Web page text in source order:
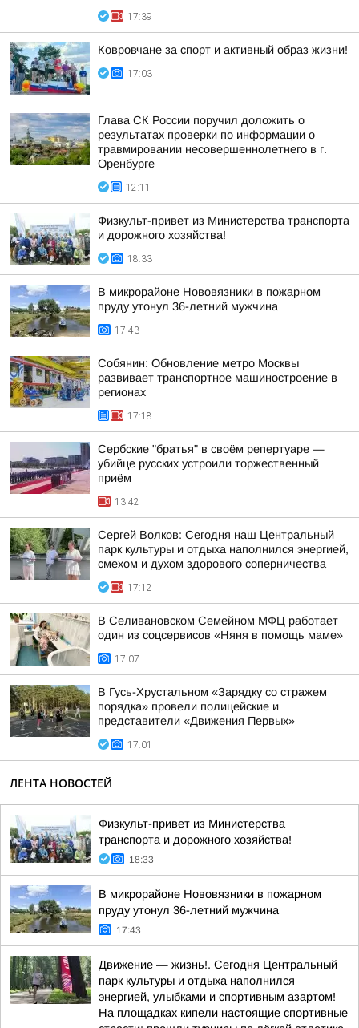
17:39
Ковровчане за спорт и активный образ жизни!
17:03
Глава СК России поручил доложить о
результатах проверки по информации о
травмировании несовершеннолетнего в г.
Оренбурге
12:11
Физкульт-привет из Министерства транспорта
и дорожного хозяйства!
18:33
В микрорайоне Нововязники в пожарном
пруду утонул 36-летний мужчина
17:43
Собянин: Обновление метро Москвы
развивает транспортное машиностроение в
регионах
17:18
Сербские "братья" в своём репертуаре —
убийце русских устроили торжественный
приём
13:42
Сергей Волков: Сегодня наш Центральный
парк культуры и отдыха наполнился энергией,
смехом и духом здорового соперничества
17:12
В Селивановском Семейном МФЦ работает
один из соцсервисов «Няня в помощь маме»
17:07
В Гусь-Хрустальном «Зарядку со стражем
порядка» провели полицейские и
представители «Движения Первых»
17:01
ЛЕНТА НОВОСТЕЙ
Физкульт-привет из Министерства
транспорта и дорожного хозяйства!
18:33
В микрорайоне Нововязники в пожарном
пруду утонул 36-летний мужчина
17:43
Движение — жизнь!. Сегодня Центральный
парк культуры и отдыха наполнился
энергией, улыбками и спортивным азартом!
На площадках кипели настоящие спортивные